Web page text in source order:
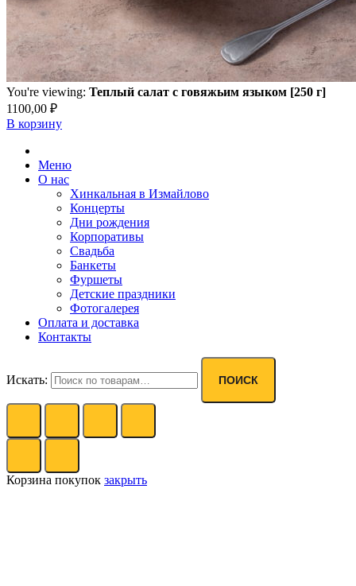
You're viewing: Теплый салат с говяжьим языком [250 г]
1100,00 ₽
В корзину
Меню
О нас
Хинкальная в Измайлово
Концерты
Дни рождения
Корпоративы
Свадьба
Банкеты
Фуршеты
Детские праздники
Фотогалерея
Оплата и доставка
Контакты
Искать: ПОИСК
Корзина покупок закрыть